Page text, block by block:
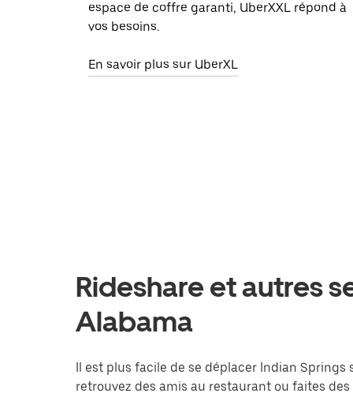
espace de coffre garanti, UberXXL répond à
vos besoins.
En savoir plus sur UberXL
Rideshare et autres
Alabama
Il est plus facile de se déplacer Indian
retrouvez des amis au restaurant ou faites